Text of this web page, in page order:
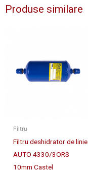
Produse similare
Filtru
Filtru deshidrator de linie
AUTO 4330/3ORS
10mm Castel